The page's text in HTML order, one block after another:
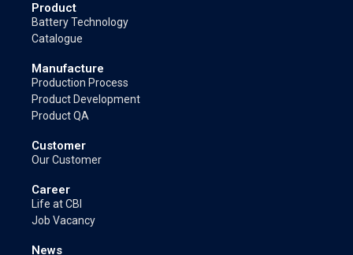
Product
Battery Technology
Catalogue
Manufacture
Production Process
Product Development
Product QA
Customer
Our Customer
Career
Life at CBI
Job Vacancy
News